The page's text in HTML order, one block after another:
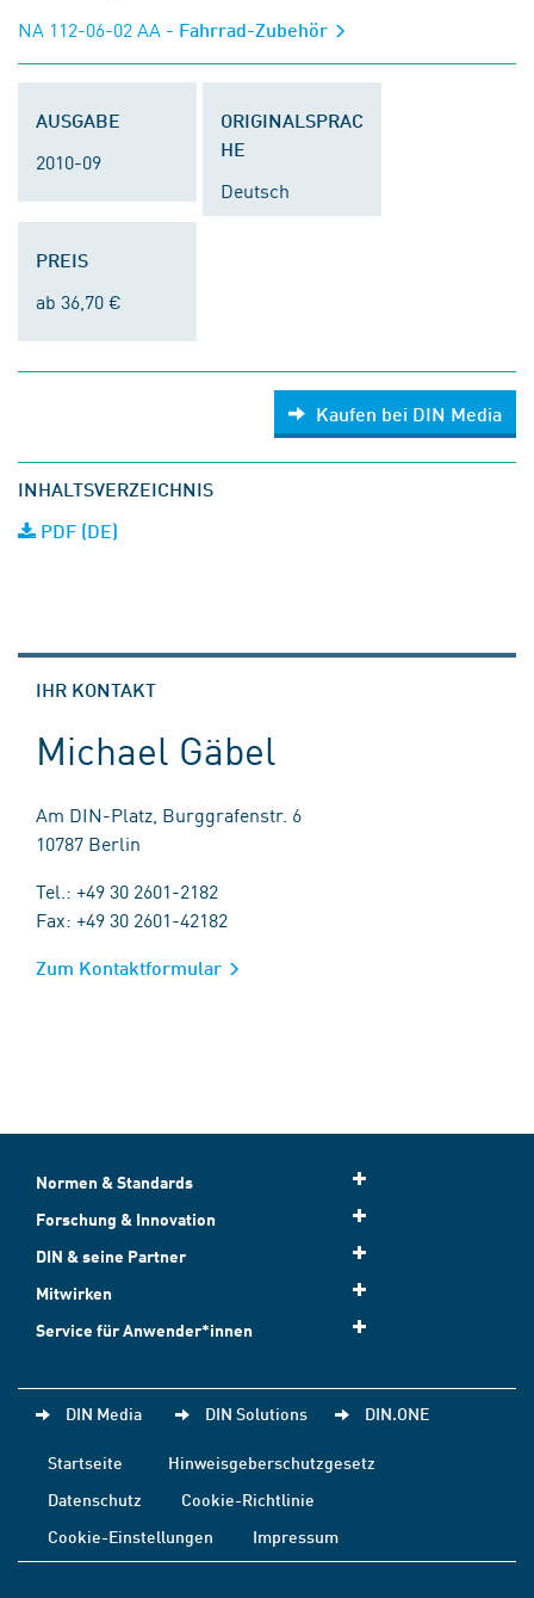
NA 112-06-02 AA - Fahrrad-Zubehör
AUSGABE
2010-09
ORIGINALSPRAC
HE
Deutsch
PREIS
ab 36,70 €
Kaufen bei DIN Media
INHALTSVERZEICHNIS
PDF (DE)
IHR KONTAKT
Michael Gäbel
Am DIN-Platz, Burggrafenstr. 6
10787 Berlin
Tel.: +49 30 2601-2182
Fax: +49 30 2601-42182
Zum Kontaktformular
Normen & Standards
Forschung & Innovation
DIN & seine Partner
Mitwirken
Service für Anwender*innen
DIN Media DIN Solutions DIN.ONE
Startseite
Hinweisgeberschutzgesetz
Datenschutz
Cookie-Richtlinie
Cookie-Einstellungen
Impressum